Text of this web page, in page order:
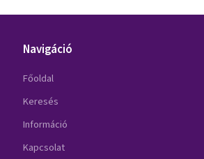
Navigáció
Főoldal
Keresés
Információ
Kapcsolat